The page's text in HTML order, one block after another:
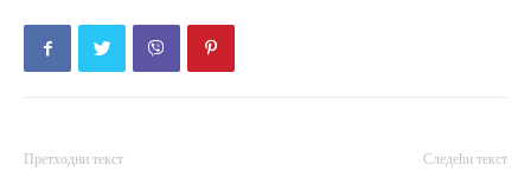
Претходни текст Следећи текст